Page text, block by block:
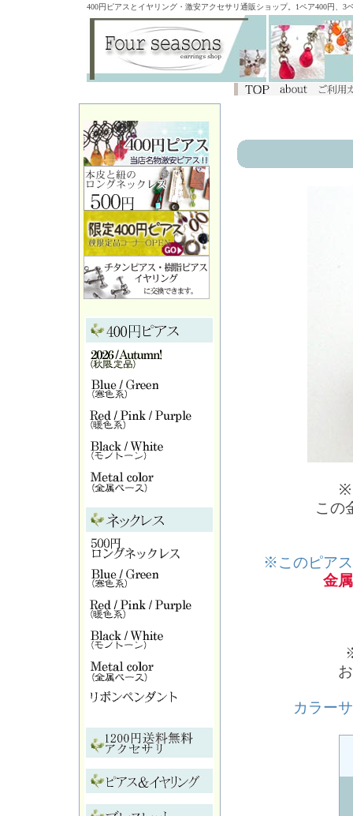
400円ピアスとイヤリング・激安アクセサリ通販ショップ。1ペア400円、
※
この
※このピア
金
カラー